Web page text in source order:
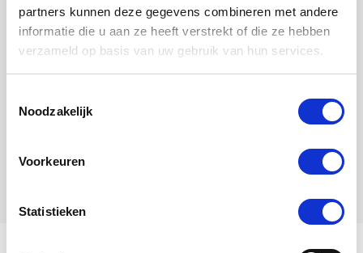
partners kunnen deze gegevens combineren met andere
informatie die u aan ze heeft verstrekt of die ze hebben
verzameld op basis van uw gebruik van hun services.
Noodzakelijk
Voorkeuren
Statistieken